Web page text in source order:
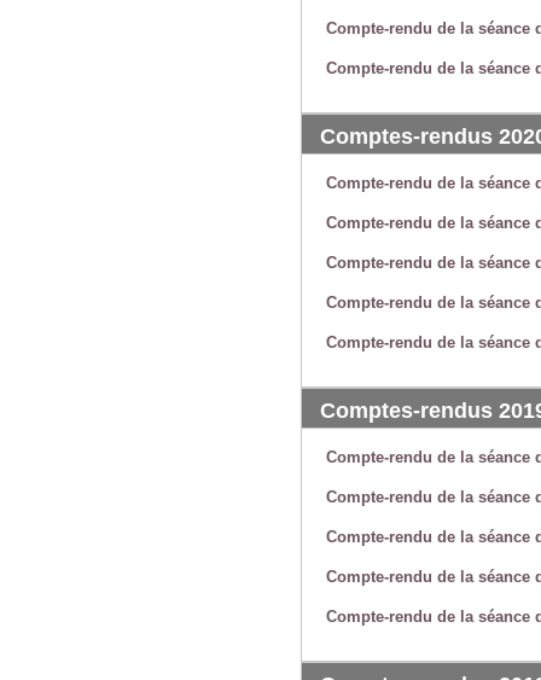
Compte-rendu de la séance
Compte-rendu de la séance
Comptes-rendus
Compte-rendu de la séance
Compte-rendu de la séance
Compte-rendu de la séance
Compte-rendu de la séance
Compte-rendu de la séance
Comptes-rendus
Compte-rendu de la séance
Compte-rendu de la séance
Compte-rendu de la séance
Compte-rendu de la séance
Compte-rendu de la séance